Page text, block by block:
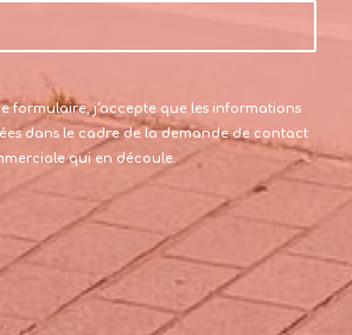
formulaire, j’accepte que les informations
dans le cadre de la demande de contact
qui en découle.